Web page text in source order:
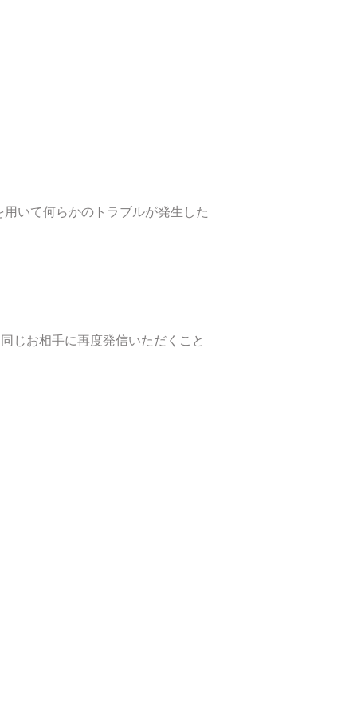
いて何らかのトラブルが発生した
じお相手に再度発信いただくこと